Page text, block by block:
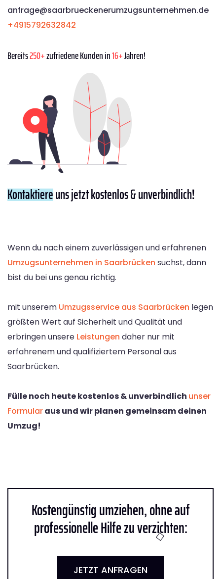
anfrage@saarbrueckenerumzugsunternehmen.de
+4915792632842
Bereits250+zufriedene Kunden in16+Jahren!
Kontaktiereuns jetzt kostenlos & unverbindlich!
Wenn du nach einem zuverlässigen und erfahrenen
Umzugsunternehmen in Saarbrücken suchst, dann
bist du bei uns genau richtig.
mit unserem Umzugsservice aus Saarbrücken legen
größten Wert auf Sicherheit und Qualität und
erbringen unsere Leistungen daher nur mit
erfahrenem und qualifiziertem Personal aus
Saarbrücken.
Fülle noch heute kostenlos & unverbindlich unser
Formularaus und wir planen gemeinsam deinen
Umzug!
Kostengünstig umziehen, ohne auf
professionelle Hilfe zu verzichten:
JETZT ANFRAGEN